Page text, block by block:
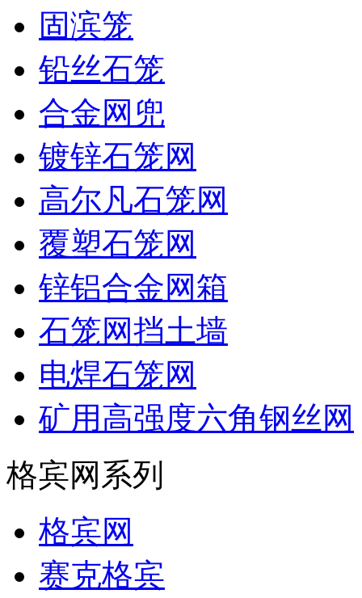
固滨笼
铅丝石笼
合金网兜
镀锌石笼网
高尔凡石笼网
覆塑石笼网
锌铝合金网箱
石笼网挡土墙
电焊石笼网
矿用高强度六角钢丝网
格宾网系列
格宾网
赛克格宾